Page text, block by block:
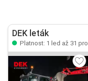
DEK leták
Platnost: 1 led až 31 pro